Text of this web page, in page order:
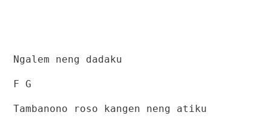
Ngalem neng dadaku
F G
Tambanono roso kangen neng atiku